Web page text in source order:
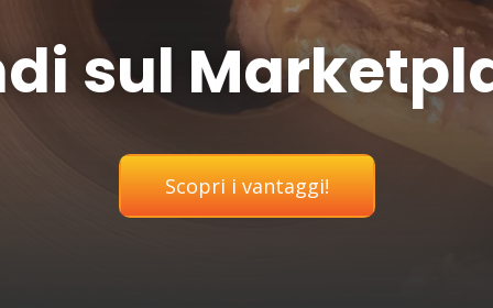
sul
Scopri i vantaggi!